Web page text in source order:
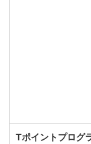
Tポイントプログ